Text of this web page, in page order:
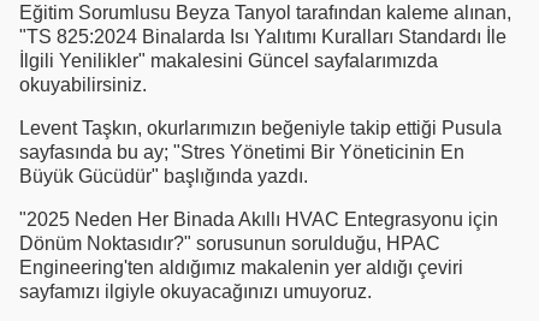
Eğitim Sorumlusu Beyza Tanyol tarafından kaleme alınan,
"TS 825:2024 Binalarda Isı Yalıtımı Kuralları Standardı İle
İlgili Yenilikler" makalesini Güncel sayfalarımızda
okuyabilirsiniz.
Levent Taşkın, okurlarımızın beğeniyle takip ettiği Pusula
sayfasında bu ay; "Stres Yönetimi Bir Yöneticinin En
Büyük Gücüdür" başlığında yazdı.
"2025 Neden Her Binada Akıllı HVAC Entegrasyonu için
Dönüm Noktasıdır?" sorusunun sorulduğu, HPAC
Engineering'ten aldığımız makalenin yer aldığı çeviri
sayfamızı ilgiyle okuyacağınızı umuyoruz.